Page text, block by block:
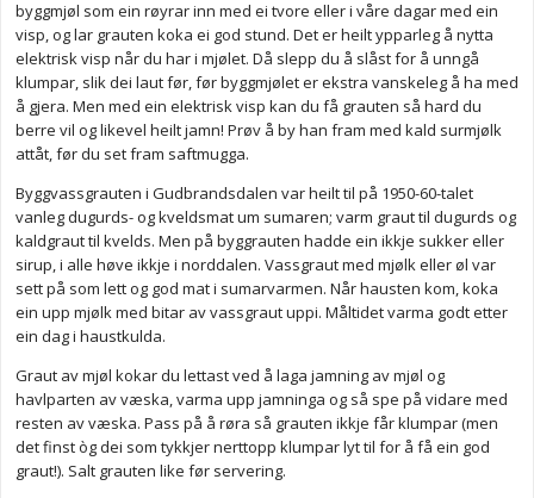
byggmjøl som ein røyrar inn med ei tvore eller i våre dagar med ein
visp, og lar grauten koka ei god stund. Det er heilt ypparleg å nytta
elektrisk visp når du har i mjølet. Då slepp du å slåst for å unngå
klumpar, slik dei laut før, før byggmjølet er ekstra vanskeleg å ha med
å gjera. Men med ein elektrisk visp kan du få grauten så hard du
berre vil og likevel heilt jamn! Prøv å by han fram med kald surmjølk
attåt, før du set fram saftmugga.
Byggvassgrauten i Gudbrandsdalen var heilt til på 1950-60-talet
vanleg dugurds- og kveldsmat um sumaren; varm graut til dugurds og
kaldgraut til kvelds. Men på byggrauten hadde ein ikkje sukker eller
sirup, i alle høve ikkje i norddalen. Vassgraut med mjølk eller øl var
sett på som lett og god mat i sumarvarmen. Når hausten kom, koka
ein upp mjølk med bitar av vassgraut uppi. Måltidet varma godt etter
ein dag i haustkulda.
Graut av mjøl kokar du lettast ved å laga jamning av mjøl og
havlparten av væska, varma upp jamninga og så spe på vidare med
resten av væska. Pass på å røra så grauten ikkje får klumpar (men
det finst òg dei som tykkjer nerttopp klumpar lyt til for å få ein god
graut!). Salt grauten like før servering.